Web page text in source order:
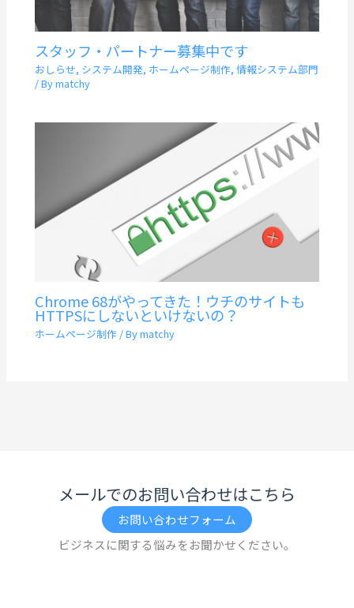
スタッフ・パートナー募集中です
おしらせ, システム開発, ホームページ制作,情報システム部門
/ Bymatchy
Chrome 68がやってきた！ウチのサイトも
HTTPSにしないといけないの？
ホームページ制作 / Bymatchy
メールでのお問い合わせはこちら
お問い合わせフォーム
ビジネスに関する悩みをお聞かせください。